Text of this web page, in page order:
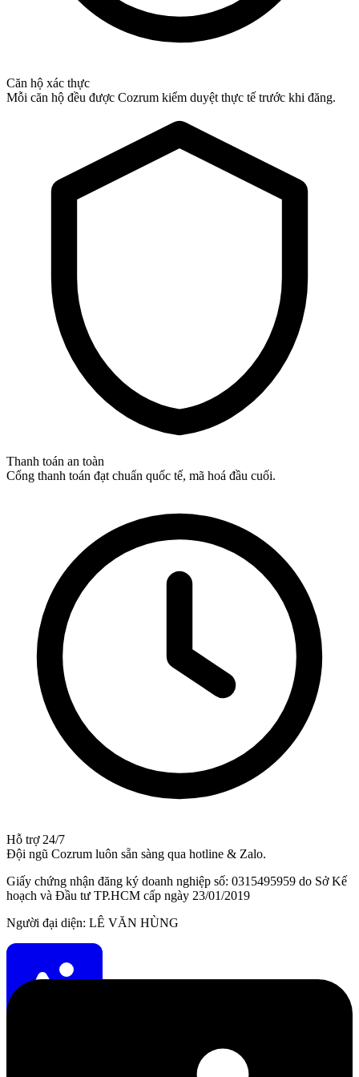
Căn hộ xác thực
Mỗi căn hộ đều được Cozrum kiểm duyệt thực tế trước khi đăng.
Thanh toán an toàn
Cổng thanh toán đạt chuẩn quốc tế, mã hoá đầu cuối.
Hỗ trợ 24/7
Đội ngũ Cozrum luôn sẵn sàng qua hotline & Zalo.
Giấy chứng nhận đăng ký doanh nghiệp số: 0315495959 do Sở Kế
hoạch và Đầu tư TP.HCM cấp ngày 23/01/2019
Người đại diện: LÊ VĂN HÙNG